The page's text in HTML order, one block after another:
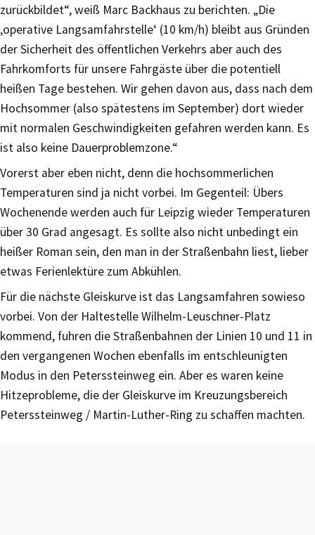
zurückbildet“, weiß Marc Backhaus zu berichten. „Die
‚operative Langsamfahrstelle‘ (10 km/h) bleibt aus Gründen
der Sicherheit des öffentlichen Verkehrs aber auch des
Fahrkomforts für unsere Fahrgäste über die potentiell
heißen Tage bestehen. Wir gehen davon aus, dass nach dem
Hochsommer (also spätestens im September) dort wieder
mit normalen Geschwindigkeiten gefahren werden kann. Es
ist also keine Dauerproblemzone.“
Vorerst aber eben nicht, denn die hochsommerlichen
Temperaturen sind ja nicht vorbei. Im Gegenteil: Übers
Wochenende werden auch für Leipzig wieder Temperaturen
über 30 Grad angesagt. Es sollte also nicht unbedingt ein
heißer Roman sein, den man in der Straßenbahn liest, lieber
etwas Ferienlektüre zum Abkühlen.
Für die nächste Gleiskurve ist das Langsamfahren sowieso
vorbei. Von der Haltestelle Wilhelm-Leuschner-Platz
kommend, fuhren die Straßenbahnen der Linien 10 und 11 in
den vergangenen Wochen ebenfalls im entschleunigten
Modus in den Peterssteinweg ein. Aber es waren keine
Hitzeprobleme, die der Gleiskurve im Kreuzungsbereich
Peterssteinweg / Martin-Luther-Ring zu schaffen machten.